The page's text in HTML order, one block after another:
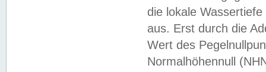
die lokale
aus. Erst durch die
Wert des
Normalhöhennull